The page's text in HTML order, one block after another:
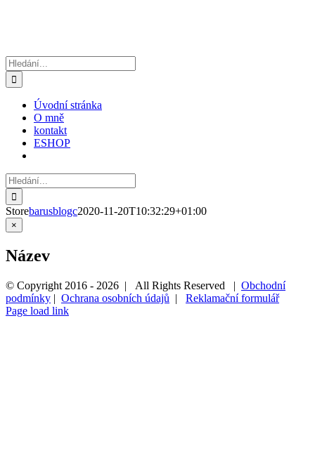
Hledat:
Úvodní stránka
O mně
kontakt
ESHOP
Hledat:
Storebarusblogc2020-11-20T10:32:29+01:00
Zavřít
Rychlé
produktu
×
Název
© Copyright 2016 - 2026 | All Rights Reserved | Obchodní
podmínky | Ochrana osobních údajů | Reklamační formulář
Page load link